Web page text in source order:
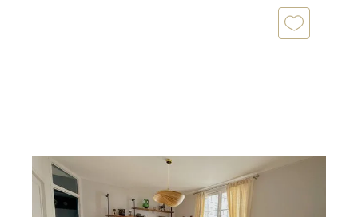
PARIS 75016
47 m2, 2 pièces
Ref : 10227